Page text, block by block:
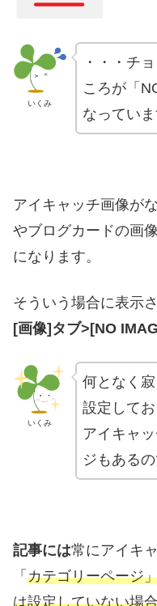
いくみ
・・・チ
ころが「
なっていま
アイキャッチ画像が
やブログカードの画
になります。
そういう場合に表示
[画像]タブ>[NO
いくみ
何となく
設定して
アイキャ
ジもある
記事には常にアイキ
「 カテゴリーページ
は設定していない場